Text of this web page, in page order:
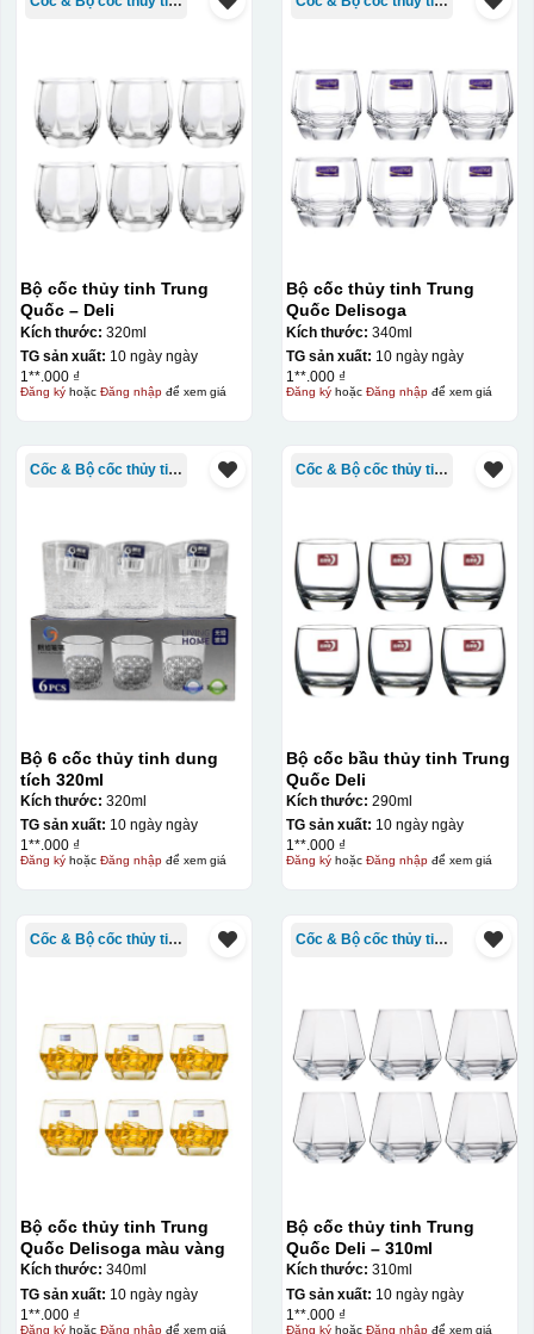
Bộ cốc thủy tinh Trung
Quốc – Deli
Kích thước: 320ml
TG sản xuất: 10 ngày ngày
1**.000 ₫
Đăng kýhoặc Đăng nhậpđể xem giá
Bộ cốc thủy tinh Trung
Quốc Delisoga
Kích thước: 340ml
TG sản xuất: 10 ngày ngày
1**.000 ₫
Đăng kýhoặc Đăng nhậpđể xem giá
Cốc & Bộ cốc thủy tinh TQ
Bộ 6 cốc thủy tinh dung
tích 320ml
Kích thước: 320ml
TG sản xuất: 10 ngày ngày
1**.000 ₫
Đăng kýhoặc Đăng nhậpđể xem giá
Cốc & Bộ cốc thủy tinh TQ
Bộ cốc bầu thủy tinh Trung
Quốc Deli
Kích thước: 290ml
TG sản xuất: 10 ngày ngày
1**.000 ₫
Đăng kýhoặc Đăng nhậpđể xem giá
Cốc & Bộ cốc thủy tinh TQ
Bộ cốc thủy tinh Trung
Quốc Delisoga màu vàng
Kích thước: 340ml
TG sản xuất: 10 ngày ngày
1**.000 ₫
Đăng kýhoặc Đăng nhậpđể xem giá
Cốc & Bộ cốc thủy tinh TQ
Bộ cốc thủy tinh Trung
Quốc Deli – 310ml
Kích thước: 310ml
TG sản xuất: 10 ngày ngày
1**.000 ₫
Đăng kýhoặc Đăng nhậpđể xem giá